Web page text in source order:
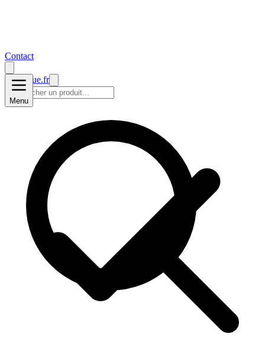
Contact
prise2 vue.fr
Menu